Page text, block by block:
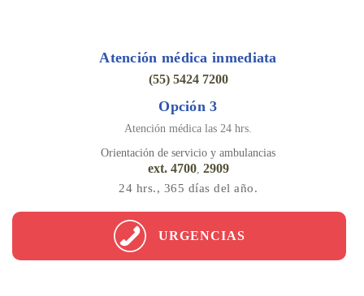
Atención médica inmediata
(55) 5424 7200
Opción 3
Atención médica las 24 hrs.
Orientación de servicio y ambulancias
ext. 4700, 2909
24 hrs., 365 días del año.
URGENCIAS